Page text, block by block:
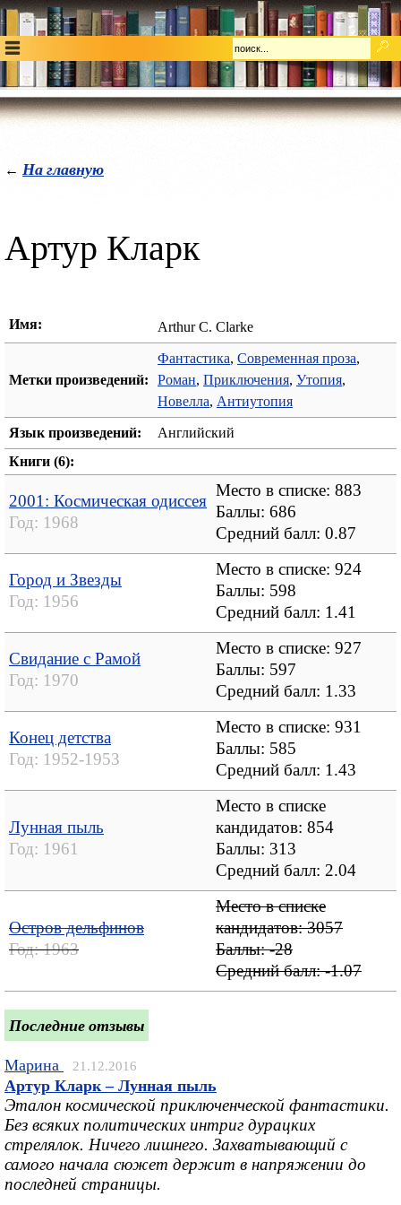
← На главную
Артур Кларк
Имя: Arthur C. Clarke
Метки произведений:
Фантастика, Современная проза,
Роман, Приключения, Утопия,
Новелла, Антиутопия
Язык произведений:
Английский
Книги (6):
2001: Космическая одиссея
Год: 1968
Место в списке: 883
Баллы: 686
Средний балл: 0.87
Город и Звезды
Год: 1956
Место в списке: 924
Баллы: 598
Средний балл: 1.41
Свидание с Рамой
Год: 1970
Место в списке: 927
Баллы: 597
Средний балл: 1.33
Конец детства
Год: 1952-1953
Место в списке: 931
Баллы: 585
Средний балл: 1.43
Лунная пыль
Год: 1961
Место в списке
кандидатов: 854
Баллы: 313
Средний балл: 2.04
Остров дельфинов
Год:1963
Место в списке
кандидатов: 3057
Баллы: -28
Средний балл:-1.07
Последние отзывы
Марина 21.12.2016
Артур Кларк – Лунная пыль
Эталон космической приключенческой фантастики.
Без всяких политических интриг дурацких
стрелялок. Ничего лишнего. Захватывающий с
самого начала сюжет держит в напряжении до
последней страницы.